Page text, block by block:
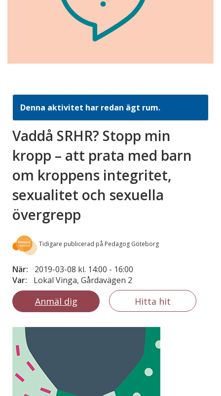
Denna aktivitet har redan ägt rum.
Vaddå SRHR? Stopp min
kropp – att prata med barn
om kroppens integritet,
sexualitet och sexuella
övergrepp
Tidigare publicerad på Pedagog Göteborg
När: 2019-03-08 kl. 14:00 - 16:00
Var:
Lokal Vinga, Gårdavägen 2
Anmäl dig Hitta hit